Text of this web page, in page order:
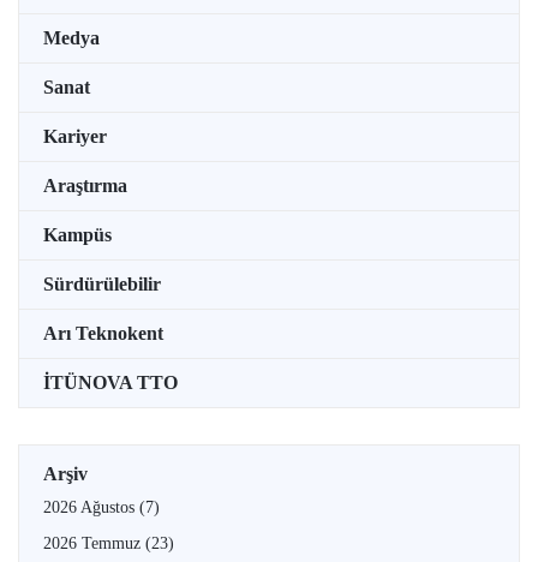
Medya
Sanat
Kariyer
Araştırma
Kampüs
Sürdürülebilir
Arı Teknokent
İTÜNOVA TTO
Arşiv
2026 Ağustos (7)
2026 Temmuz (23)